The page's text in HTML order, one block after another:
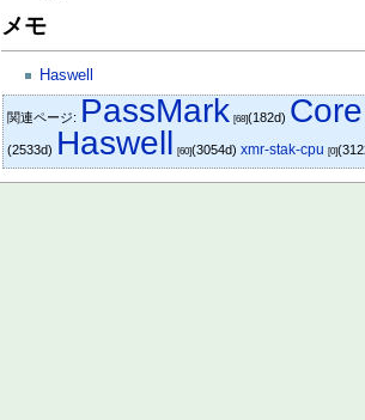
メモ
Haswell
関連ページ: PassMark [68](182d)
(2533d) Haswell [60](3054d)xmr-stak-cpu [0]